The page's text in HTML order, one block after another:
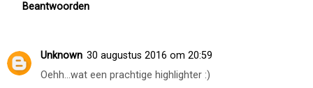
Beantwoorden
Unknown 30 augustus 2016 om 20:59
Oehh...wat een prachtige highlighter :)